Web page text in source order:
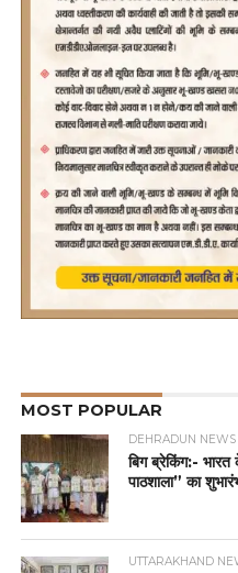
MOST POPULAR
DEHRADUN NEWS
बिग ब्रेकिंग:-
पाठशाला” का
UTTARAKHAND